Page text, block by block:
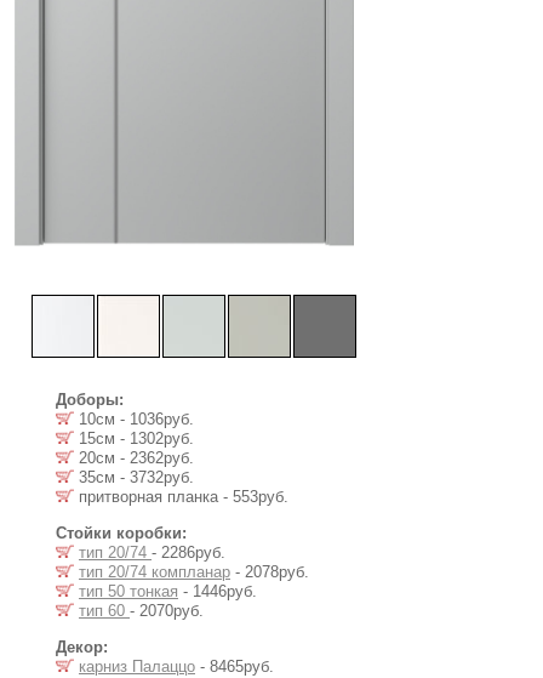
Доборы:
10см - 1036руб.
15см - 1302руб.
20см - 2362руб.
35см - 3732руб.
притворная планка - 553руб.
Стойки коробки:
тип 20/74 - 2286руб.
тип 20/74 компланар - 2078руб.
тип 50 тонкая - 1446руб.
тип 60 - 2070руб.
Декор:
карниз Палаццо - 8465руб.